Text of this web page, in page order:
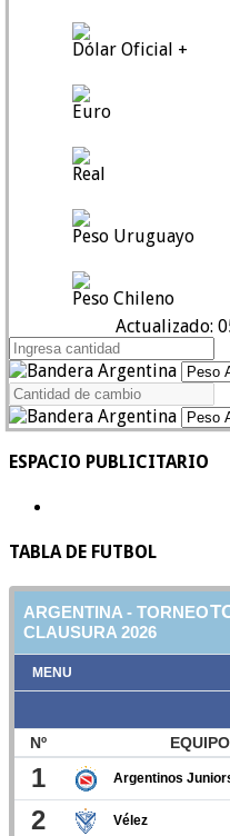
Dólar Oficial +
Euro
Real
Peso Uruguayo
Peso Chileno
Actualizado:
ESPACIO PUBLICITARIO
TABLA DE FUTBOL